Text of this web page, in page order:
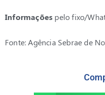
Informações pelo fixo/
Fonte: Agência Sebrae de